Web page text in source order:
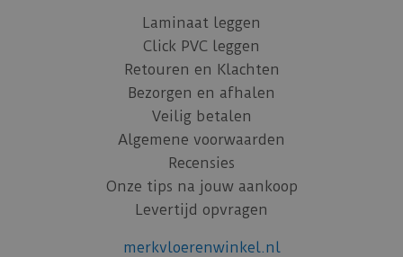
Laminaat leggen
Click PVC leggen
Retouren en Klachten
Bezorgen en afhalen
Veilig betalen
Algemene voorwaarden
Recensies
Onze tips na jouw aankoop
Levertijd opvragen
merkvloerenwinkel.nl